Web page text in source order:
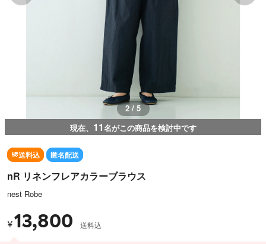
2 / 5
現在、 11名がこの商品を検討中です
送料込 匿名配送
nR リネンフレアカラーブラウス
nest Robe
¥13,800 送料込